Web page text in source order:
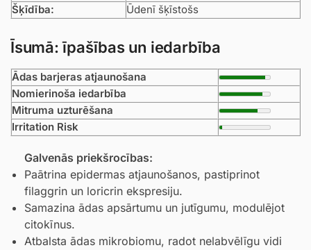
Šķīdība:
Ūdenī šķīstošs
Īsumā: īpašības un iedarbība
Ādas barjeras atjaunošana
Nomierinoša iedarbība
Mitruma uzturēšana
Irritation Risk
Galvenās priekšrocības:
Paātrina epidermas atjaunošanos, pastiprinot
filaggrin un loricrin ekspresiju.
Samazina ādas apsārtumu un jutīgumu, modulējot
citokīnus.
Atbalsta ādas mikrobiomu, radot nelabvēlīgu vidi